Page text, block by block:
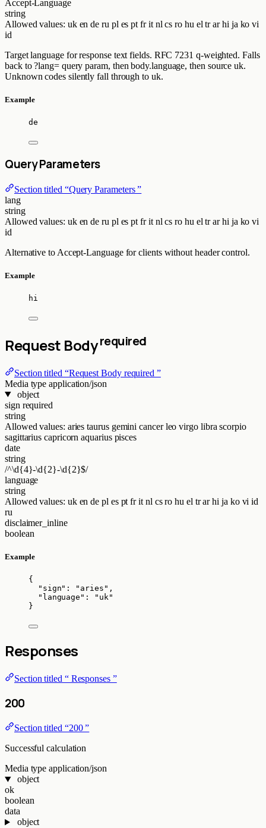
Accept-Language
string
Allowed values: uk enderu pl esptfrit nlcsro hu eltrarhi ja kovi
id
Target language for response text fields. RFC 7231 q-weighted. Falls
back to ?lang= query param, then body.language, then source uk.
Unknown codes silently fall through to uk.
Example
de
Query Parameters
Section titled “Query Parameters ”
lang
string
Allowed values: uk enderu pl esptfrit nlcsro hu eltrarhi ja kovi
id
Alternative to Accept-Language for clients without header control.
Example
hi
Request Bodyrequired
Section titled “Request Body required ”
Media type application/json
object
sign required
string
Allowed values: ariestaurus geminicancerleovirgo librascorpio
sagittariuscapricornaquarius pisces
date
string
/^\d{4}-\d{2}-\d{2}$/
language
string
Allowed values: uk endepl es ptfrit nl csrohu el trarhi ja ko viid
ru
disclaimer_inline
boolean
Example
{
"sign" : " aries " ,
"language" : " uk"
}
Responses
Section titled “ Responses ”
200
Section titled “200 ”
Successful calculation
Media type application/json
object
ok
boolean
data
object